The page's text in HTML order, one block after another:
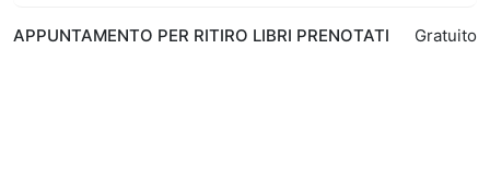
APPUNTAMENTO PER RITIRO LIBRI PRENOTATI
Gratuito